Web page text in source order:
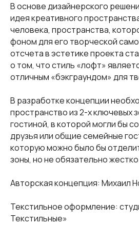
В основе дизайнерского
идея креативного
человека, пространства,
фоном для его творческой
отсчета в эстетике проекта
о том, что стиль «лофт»
отличным «бэкграундом» для
В разработке концепции
пространство из 2-х ключевых
гостиной, в которой могли бы
друзья или общие семейные
которую можно было бы
зоны, но не обязательно
Авторская концепция: Михаил
Текстильное оформление:
Текстильные»